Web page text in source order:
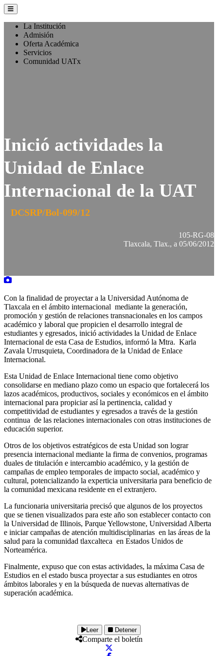
La Institución
Admisión
Oferta Académica
Servicios
Comunidad UATx
Inició actividades la
Unidad de Enlace
Internacional de la UAT
DCSRP/Bol-099/12
105-RG-08
Tlaxcala, Tlax., a 05/06/2012
Con la finalidad de proyectar a la Universidad Autónoma de
Tlaxcala en el ámbito internacional mediante la generación,
promoción y gestión de relaciones transnacionales en los campos
académico y laboral que propicien el desarrollo integral de
estudiantes y egresados, inició actividades la Unidad de Enlace
Internacional de esta Casa de Estudios, informó la Mtra. Karla
Zavala Urrusquieta, Coordinadora de la Unidad de Enlace
Internacional.
Esta Unidad de Enlace Internacional tiene como objetivo
consolidarse en mediano plazo como un espacio que fortalecerá los
lazos académicos, productivos, sociales y económicos en el ámbito
internacional para propiciar así la pertinencia, calidad y
competitividad de estudiantes y egresados a través de la gestión
continua de las relaciones internacionales con otras instituciones de
educación superior.
Otros de los objetivos estratégicos de esta Unidad son lograr
presencia internacional mediante la firma de convenios, programas
duales de titulación e intercambio académico, y la gestión de
campañas de empleo temporales de impacto social, académico y
cultural, potencializando la experticia universitaria para beneficio de
la comunidad mexicana residente en el extranjero.
La funcionaria universitaria precisó que algunos de los proyectos
que se tienen visualizados para este año son establecer contacto con
la Universidad de Illinois, Parque Yellowstone, Universidad Alberta
e iniciar campañas de atención multidisciplinarias en las áreas de la
salud para la comunidad tlaxcalteca en Estados Unidos de
Norteamérica.
Finalmente, expuso que con estas actividades, la máxima Casa de
Estudios en el estado busca proyectar a sus estudiantes en otros
ámbitos laborales y en la búsqueda de nuevas alternativas de
superación académica.
Leer Detener
Comparte el boletín